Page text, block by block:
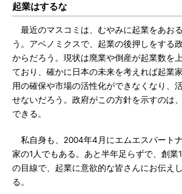
起業はするな
最近のマスコミは、むやみに起業をあお
う。アベノミクスで、起業の後押しをする
からだろう。現状は廃業や倒産が起業数を
ており、確かに日本の未来を考えれば起業
用の確保や市場の活性化ができなくなり、
せないだろう。政府がこの方針を示すのは
できる。
私自身も、2004年4月にエムエスパート
家の1人でもある。あと半年足らずで、創業
の目線で、起業に意欲的な皆さんにお伝え
る。